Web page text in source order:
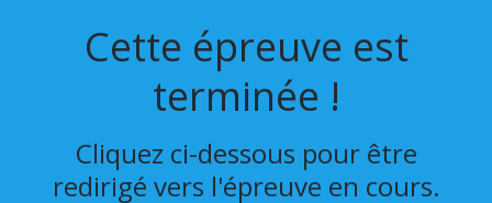
Cette épreuve est
terminée !
Cliquez ci-dessous pour être
redirigé vers l'épreuve en cours.